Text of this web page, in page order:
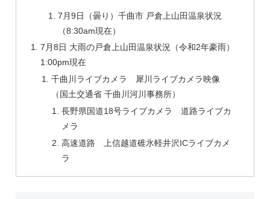
7月9日（曇り）千曲市 戸倉上山田温泉状況
（8:30am現在）
7月8日 大雨の戸倉上山田温泉状況（令和2年豪雨）
1:00pm現在
千曲川ライブカメラ 犀川ライブカメラ映像
（国土交通省 千曲川河川事務所）
長野県国道18号ライブカメラ 道路ライブカ
メラ
高速道路 上信越道碓氷軽井沢ICライブカメ
ラ